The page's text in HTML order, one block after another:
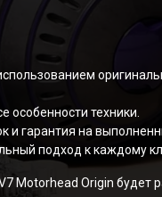
техники.
и гарантия на
подход к каждому
Motorhead Origin будет